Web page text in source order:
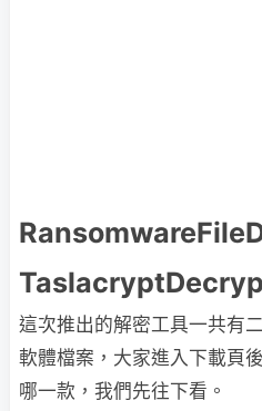
這次推出的解密工具一共有
軟體檔案，大家進入下載頁
哪一款，我們先往下看。